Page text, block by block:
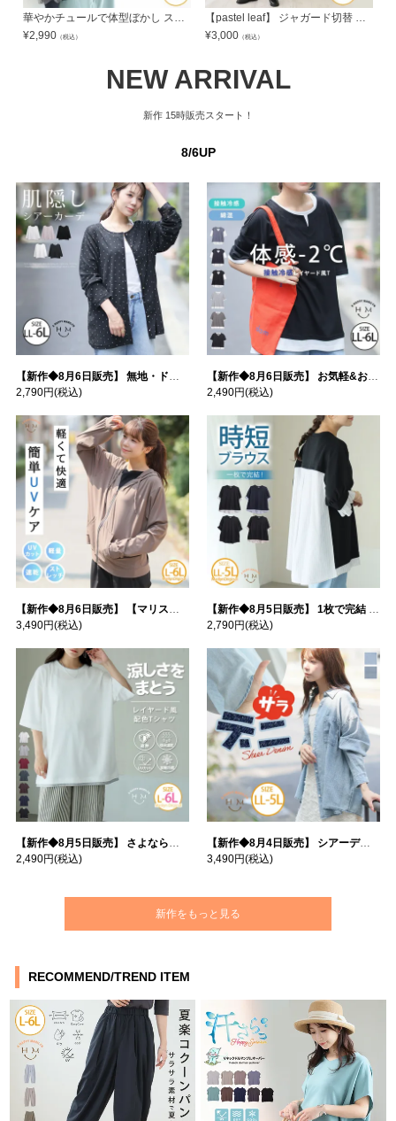
華やかチュールで体型ぼかし ストレッチ生地 ブルゾン | 大きいサイズの通販ならハッピーマリリン
¥2,990 （税込）
【pastel leaf】 ジャガード切替 裾ギャザー フレアワンピース | 大きいサイズの通販ならハッピーマリリン
¥3,000 （税込）
NEW ARRIVAL
新作 15時販売スタート！
8/6UP
【新作◆8月6日販売】 無地・ドット柄から選べる 忍ばせ 活躍 シアー カーデ | 大きいサイズの通販ならハッピーマリリン
2,790円(税込)
【新作◆8月6日販売】 お気軽&お手軽 選べるデザイン 接触冷感 レイヤード風 コットン トップス | 大きいサイズの通販ならハッピーマリリン
2,490円(税込)
【新作◆8月6日販売】 【マリスポーツ】 運動初心者さんのための フード付き パーカー | 大きいサイズの通販ならハッピーマリリン
3,490円(税込)
【新作◆8月5日販売】 1枚で完結 袖口＆バック フハク使い トップス | 大きいサイズの通販ならハッピーマリリン
2,790円(税込)
【新作◆8月5日販売】 さよなら猛暑 涼しさを着る 遮熱 接触冷感 吸水・速乾 五分袖 コンフォートメッシュ 配色レイヤード 風ゆる Tシャツ | 大きいサイズの通販ならハッピーマリリン
2,490円(税込)
【新作◆8月4日販売】 シアーデニムで お洒落に肌隠し | 大きいサイズの通販ならハッピーマリリン
3,490円(税込)
新作をもっと見る
RECOMMEND/TREND ITEM